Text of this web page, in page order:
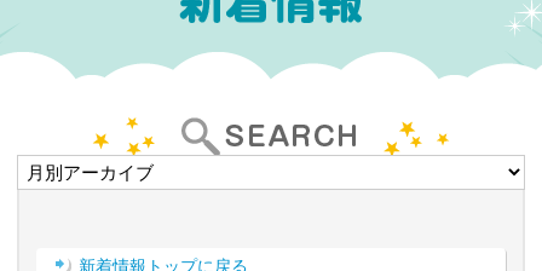
新着情報トップに戻る